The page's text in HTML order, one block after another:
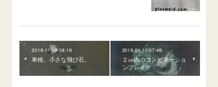
2019.01.10 08:19
車検。小さな飛び石。
2019.01.10 07:46
２㎝内のコンビネーショ
ンブレイク